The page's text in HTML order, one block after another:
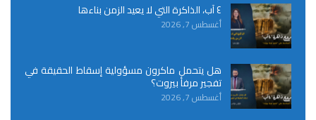
٤ آب، الذاكرة التي لا يعيد الزمن بناءها
أغسطس 7, 2026
هل يتحمل ماكرون مسؤولية إسقاط الحقيقة في
تفجير مرفأ بيروت؟
أغسطس 7, 2026